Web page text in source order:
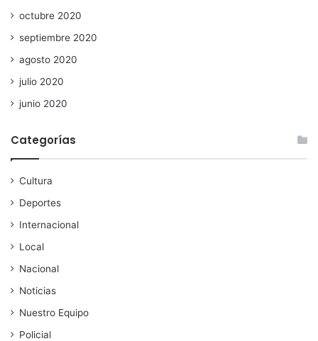
octubre 2020
septiembre 2020
agosto 2020
julio 2020
junio 2020
Categorías
Cultura
Deportes
Internacional
Local
Nacional
Noticias
Nuestro Equipo
Policial